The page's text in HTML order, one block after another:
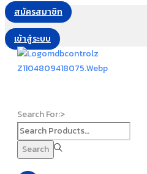
สมัครสมาชิก
เข้าสู่ระบบ
Search For:>
Search